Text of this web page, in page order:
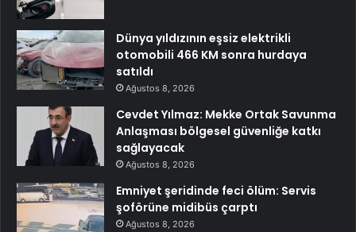
Dünya yıldızının eşsiz elektrikli
otomobili 466 KM sonra hurdaya
satıldı
Ağustos 8, 2026
Cevdet Yılmaz: Mekke Ortak Savunma
Anlaşması bölgesel güvenliğe katkı
sağlayacak
Ağustos 8, 2026
Emniyet şeridinde feci ölüm: Servis
şoförüne midibüs çarptı
Ağustos 8, 2026